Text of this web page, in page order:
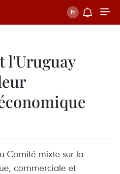
l'Uruguay
Comité mixte sur la
commerciale et